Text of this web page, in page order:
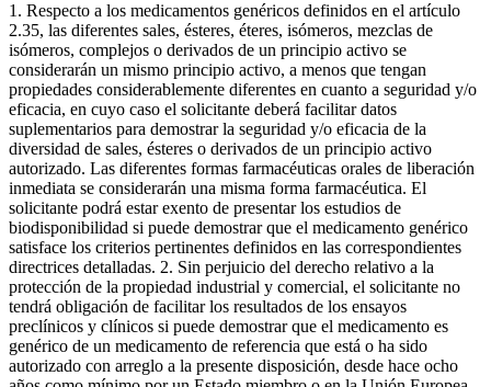
1. Respecto a los medicamentos genéricos definidos en el artículo
2.35, las diferentes sales, ésteres, éteres, isómeros, mezclas de
isómeros, complejos o derivados de un principio activo se
considerarán un mismo principio activo, a menos que tengan
propiedades considerablemente diferentes en cuanto a seguridad y/o
eficacia, en cuyo caso el solicitante deberá facilitar datos
suplementarios para demostrar la seguridad y/o eficacia de la
diversidad de sales, ésteres o derivados de un principio activo
autorizado. Las diferentes formas farmacéuticas orales de liberación
inmediata se considerarán una misma forma farmacéutica. El
solicitante podrá estar exento de presentar los estudios de
biodisponibilidad si puede demostrar que el medicamento genérico
satisface los criterios pertinentes definidos en las correspondientes
directrices detalladas. 2. Sin perjuicio del derecho relativo a la
protección de la propiedad industrial y comercial, el solicitante no
tendrá obligación de facilitar los resultados de los ensayos
preclínicos y clínicos si puede demostrar que el medicamento es
genérico de un medicamento de referencia que está o ha sido
autorizado con arreglo a la presente disposición, desde hace ocho